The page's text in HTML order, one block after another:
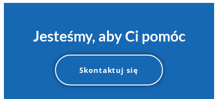
Jesteśmy, aby Ci pomóc
Skontaktuj się